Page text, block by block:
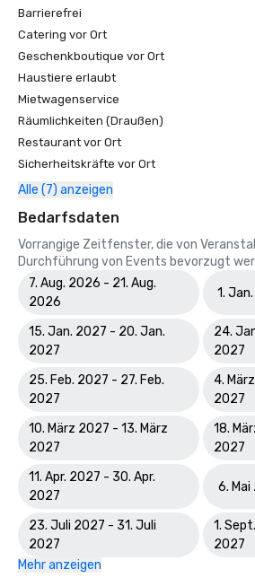
Barrierefrei
Catering vor Ort
Geschenkboutique vor Ort
Haustiere erlaubt
Mietwagenservice
Räumlichkeiten (Draußen)
Restaurant vor Ort
Sicherheitskräfte vor Ort
Alle (7) anzeigen
Bedarfsdaten
Vorrangige Zeitfenster, die von
Durchführung von Events bevorzugt
7. Aug. 2026 - 21. Aug.
2026
1.
15. Jan. 2027 - 20. Jan.
2027
24.
2027
25. Feb. 2027 - 27. Feb.
2027
4.
2027
10. März 2027 - 13. März
2027
18.
2027
11. Apr. 2027 - 30. Apr.
2027
6.
23. Juli 2027 - 31. Juli
2027
1.
2027
Mehr anzeigen